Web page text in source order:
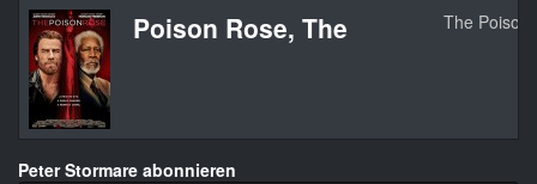
Poison Rose, The The Poison
Peter Stormare abonnieren